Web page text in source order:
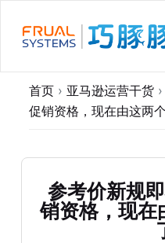
过
首页 › 亚马逊运营干货 ›
促销资格，现在由这两
参考价新规
销资格，现在